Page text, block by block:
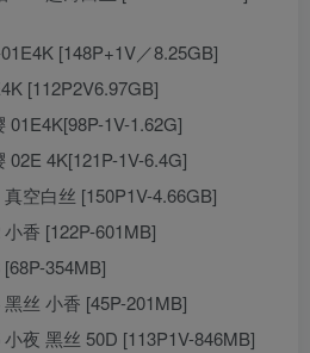
[148P+1V／8.25GB]
[112P2V6.97GB]
1V-1.62G]
4K[121P-1V-6.4G]
空白丝 [150P1V-4.66GB]
香 [122P-601MB]
354MB]
丝 小香 [45P-201MB]
夜 黑丝 50D [113P1V-846MB]